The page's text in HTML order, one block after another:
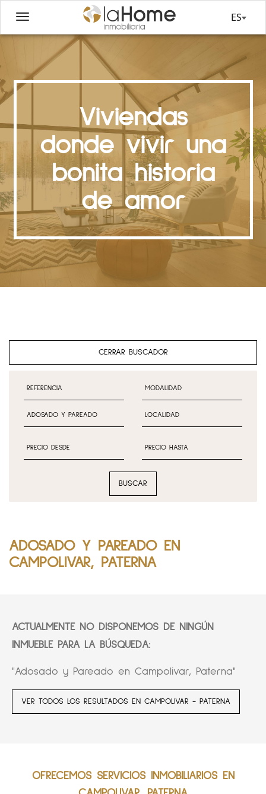
ES
Viviendas
donde vivir una
bonita historia
de amor
CERRAR BUSCADOR
BUSCAR
ADOSADO Y PAREADO EN
CAMPOLIVAR, PATERNA
ACTUALMENTE NO DISPONEMOS DE NINGÚN
INMUEBLE PARA LA BÚSQUEDA:
"Adosado y Pareado en Campolivar, Paterna"
VER TODOS LOS RESULTADOS EN CAMPOLIVAR - PATERNA
OFRECEMOS SERVICIOS INMOBILIARIOS EN